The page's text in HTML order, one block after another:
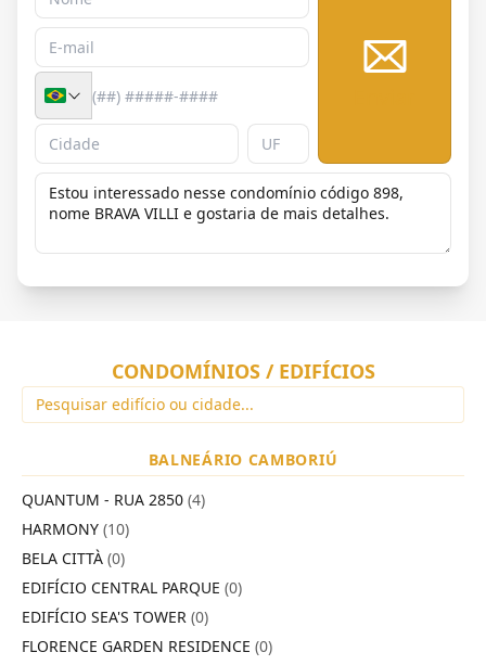
CONDOMÍNIOS / EDIFÍCIOS
BALNEÁRIO CAMBORIÚ
QUANTUM - RUA 2850 (4)
HARMONY (10)
BELA CITTÀ (0)
EDIFÍCIO CENTRAL PARQUE (0)
EDIFÍCIO SEA'S TOWER (0)
FLORENCE GARDEN RESIDENCE (0)